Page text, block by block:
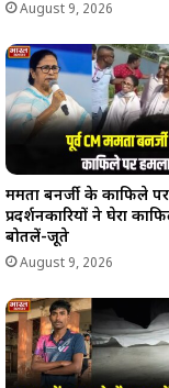
August 9, 2026
ममता बनर्जी के काफिले
प्रदर्शनकारियों ने घेरा
बोतलें-जूते
August 9, 2026